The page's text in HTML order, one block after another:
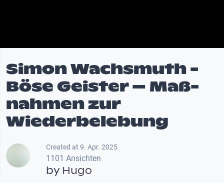
Simon Wachs­muth -
Böse Geis­ter – Maß­
nah­men zur
Wiederbelebung
Created at 9. Apr. 2025
1101 Ansichten
by Hugo